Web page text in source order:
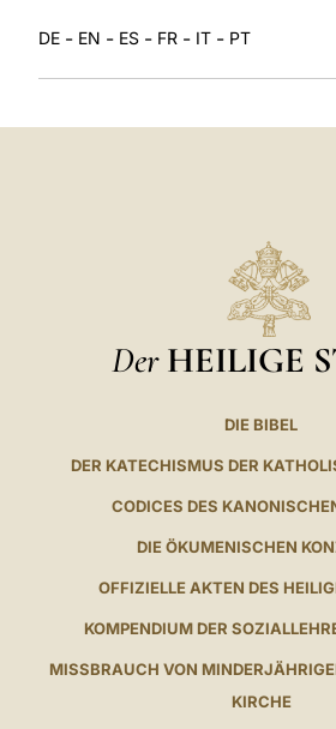
DE - EN - ES - FR - IT - PT
Der HEILIGE
DIE BIBEL
DER KATECHISMUS DER
CODICES DES
DIE ÖKUMENISCHEN
OFFIZIELLE AKTEN DES
KOMPENDIUM DER
MISSBRAUCH VON
KIRCHE